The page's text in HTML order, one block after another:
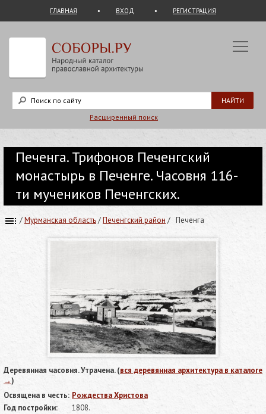
ГЛАВНАЯ ВХОД РЕГИСТРАЦИЯ
Расширенный поиск
Печенга. Трифонов Печенгский
монастырь в Печенге. Часовня 116-
ти мучеников Печенгских.
/Мурманская область/Печенгский район / Печенга
Деревянная часовня. Утрачена. (вся деревянная архитектура в каталоге
→)
Освящена в честь: Рождества Христова
Год постройки:
1808.